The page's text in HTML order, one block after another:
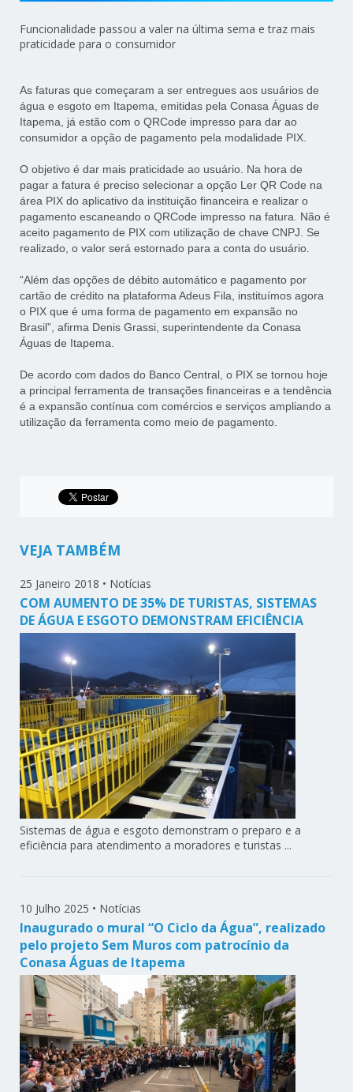
Funcionalidade passou a valer na última sema e traz mais
praticidade para o consumidor
As faturas que começaram a ser entregues aos usuários de
água e esgoto em Itapema, emitidas pela Conasa Águas de
Itapema, já estão com o QRCode impresso para dar ao
consumidor a opção de pagamento pela modalidade PIX.
O objetivo é dar mais praticidade ao usuário. Na hora de
pagar a fatura é preciso selecionar a opção Ler QR Code na
área PIX do aplicativo da instituição financeira e realizar o
pagamento escaneando o QRCode impresso na fatura. Não é
aceito pagamento de PIX com utilização de chave CNPJ. Se
realizado, o valor será estornado para a conta do usuário.
“Além das opções de débito automático e pagamento por
cartão de crédito na plataforma Adeus Fila, instituímos agora
o PIX que é uma forma de pagamento em expansão no
Brasil”, afirma Denis Grassi, superintendente da Conasa
Águas de Itapema.
De acordo com dados do Banco Central, o PIX se tornou hoje
a principal ferramenta de transações financeiras e a tendência
é a expansão contínua com comércios e serviços ampliando a
utilização da ferramenta como meio de pagamento.
VEJA TAMBÉM
25 Janeiro 2018 • Notícias
COM AUMENTO DE 35% DE TURISTAS, SISTEMAS
DE ÁGUA E ESGOTO DEMONSTRAM EFICIÊNCIA
Sistemas de água e esgoto demonstram o preparo e a
eficiência para atendimento a moradores e turistas ...
10 Julho 2025 • Notícias
Inaugurado o mural “O Ciclo da Água”, realizado
pelo projeto Sem Muros com patrocínio da
Conasa Águas de Itapema